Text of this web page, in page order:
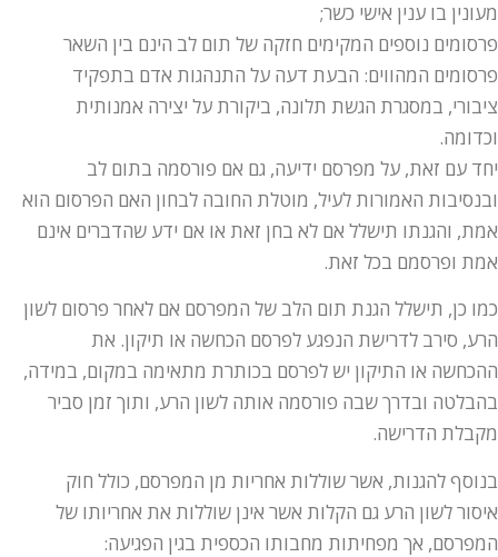
מעונין בו ענין אישי כשר;
פרסומים נוספים המקימים חזקה של תום לב הינם בין השאר
פרסומים המהווים: הבעת דעה על התנהגות אדם בתפקיד
ציבורי, במסגרת הגשת תלונה, ביקורת על יצירה אמנותית
וכדומה.
יחד עם זאת, על מפרסם ידיעה, גם אם פורסמה בתום לב
ובנסיבות האמורות לעיל, מוטלת החובה לבחון האם הפרסום הוא
אמת, והגנתו תישלל אם לא בחן זאת או אם ידע שהדברים אינם
אמת ופרסמם בכל זאת.
כמו כן, תישלל הגנת תום הלב של המפרסם אם לאחר פרסום לשון
הרע, סירב לדרישת הנפגע לפרסם הכחשה או תיקון. את
ההכחשה או התיקון יש לפרסם בכותרת מתאימה במקום, במידה,
בהבלטה ובדרך שבה פורסמה אותה לשון הרע, ותוך זמן סביר
מקבלת הדרישה.
בנוסף להגנות, אשר שוללות אחריות מן המפרסם, כולל חוק
איסור לשון הרע גם הקלות אשר אינן שוללות את אחריותו של
המפרסם, אך מפחיתות מחבותו הכספית בגין הפגיעה: